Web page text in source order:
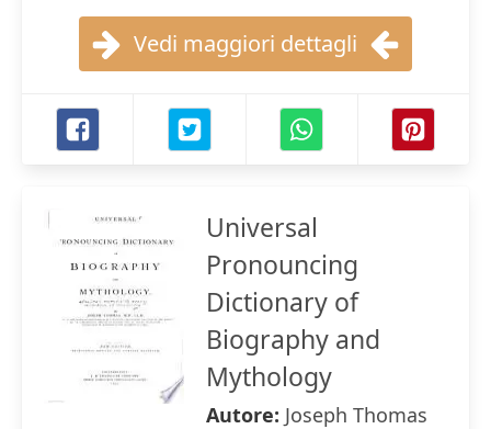
Vedi maggiori dettagli
Universal
Pronouncing
Dictionary of
Biography and
Mythology
Autore: Joseph Thomas